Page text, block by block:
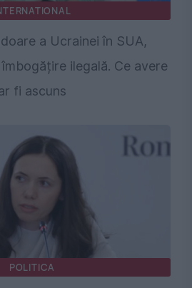
a Ucrainei în SUA,
ilegală. Ce avere
fi ascuns
POLITICA